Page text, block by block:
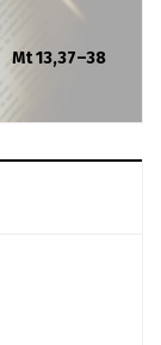
Mt 13,37–38